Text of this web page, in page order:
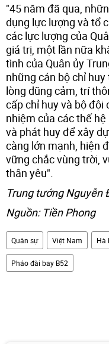
"45 năm đã qua,
dụng lực lượng và tổ
các lực lượng của
giá trị, một lần nữa
tình của Quân ủy
những cán bộ chỉ huy
lòng dũng cảm, trí
cấp chỉ huy và bộ đội
nhiệm của các thế
và phát huy để xây
càng lớn mạnh, hiện
vững chắc vùng trời,
thân yêu".
Trung tướng Nguyễn
Nguồn: Tiền Phong
Quân sự Việt Nam Hà
Pháo đài bay B52